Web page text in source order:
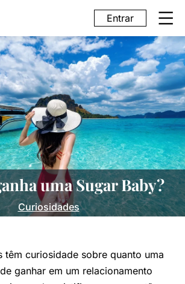
Entrar
uma Sugar Baby?
Curiosidades
têm curiosidade sobre quanto uma
ganhar em um relacionamento